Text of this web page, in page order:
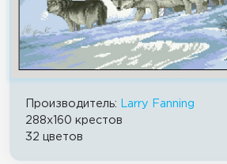
Производитель:
Larry Fanning
288x160 крестов
32 цветов